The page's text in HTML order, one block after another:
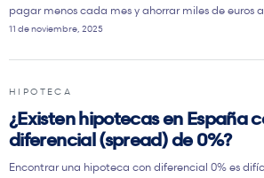
pagar menos cada mes y ahorrar miles de euros
11 de noviembre, 2025
HIPOTECA
¿Existen hipotecas en España
diferencial (spread) de 0%?
Encontrar una hipoteca con diferencial 0% es